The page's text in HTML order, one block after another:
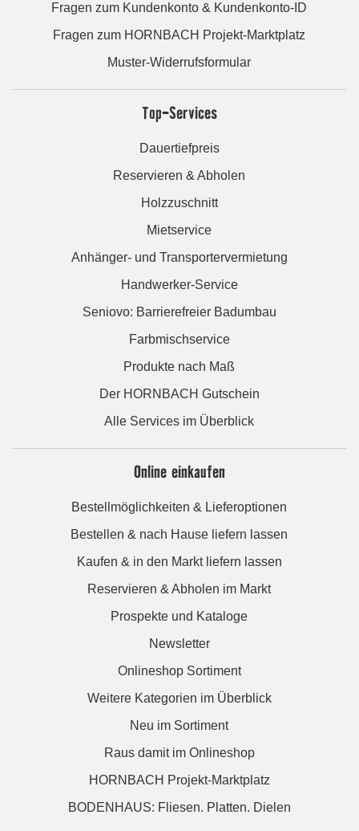
Fragen zum Kundenkonto & Kundenkonto-ID
Fragen zum HORNBACH Projekt-Marktplatz
Muster-Widerrufsformular
Top-Services
Dauertiefpreis
Reservieren & Abholen
Holzzuschnitt
Mietservice
Anhänger- und Transportervermietung
Handwerker-Service
Seniovo: Barrierefreier Badumbau
Farbmischservice
Produkte nach Maß
Der HORNBACH Gutschein
Alle Services im Überblick
Online einkaufen
Bestellmöglichkeiten & Lieferoptionen
Bestellen & nach Hause liefern lassen
Kaufen & in den Markt liefern lassen
Reservieren & Abholen im Markt
Prospekte und Kataloge
Newsletter
Onlineshop Sortiment
Weitere Kategorien im Überblick
Neu im Sortiment
Raus damit im Onlineshop
HORNBACH Projekt-Marktplatz
BODENHAUS: Fliesen. Platten. Dielen